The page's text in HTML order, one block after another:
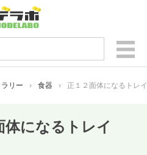
リー 食器 正１２面体になるトレイ
体になるトレイ